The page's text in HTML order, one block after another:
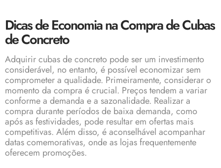
Dicas de Economia na Compra de Cubas
de Concreto
Adquirir cubas de concreto pode ser um investimento
considerável, no entanto, é possível economizar sem
comprometer a qualidade. Primeiramente, considerar o
momento da compra é crucial. Preços tendem a variar
conforme a demanda e a sazonalidade. Realizar a
compra durante períodos de baixa demanda, como
após as festividades, pode resultar em ofertas mais
competitivas. Além disso, é aconselhável acompanhar
datas comemorativas, onde as lojas frequentemente
oferecem promoções.